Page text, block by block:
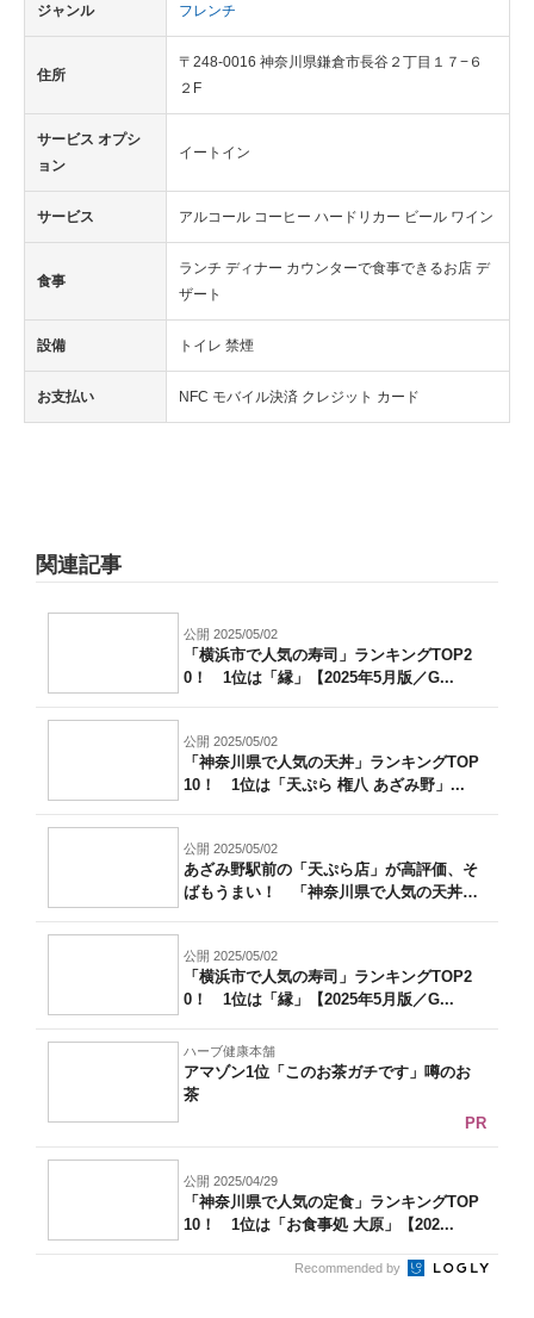
ジャンル フレンチ
住所
〒248-0016 神奈川県鎌倉市長谷２丁目１７−６
２F
サービス オプシ
ョン
イートイン
サービス アルコール コーヒー ハードリカー ビール ワイン
食事
ランチ ディナー カウンターで食事できるお店 デ
ザート
設備 トイレ 禁煙
お支払い NFC モバイル決済 クレジット カード
関連記事
公開 2025/05/02
「横浜市で人気の寿司」ランキングTOP2
0！ 1位は「縁」【2025年5月版／G...
公開 2025/05/02
「神奈川県で人気の天丼」ランキングTOP
10！ 1位は「天ぷら 権八 あざみ野」...
公開 2025/05/02
あざみ野駅前の「天ぷら店」が高評価、そ
ばもうまい！ 「神奈川県で人気の天丼」
公開 2025/05/02
「横浜市で人気の寿司」ランキングTOP2
0！ 1位は「縁」【2025年5月版／G...
ハーブ健康本舗
アマゾン1位「このお茶ガチです」噂のお
茶
PR
公開 2025/04/29
「神奈川県で人気の定食」ランキングTOP
10！ 1位は「お食事処 大原」【202...
Recommended by